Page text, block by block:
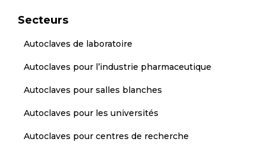
Secteurs
Autoclaves de laboratoire
Autoclaves pour l’industrie pharmaceutique
Autoclaves pour salles blanches
Autoclaves pour les universités
Autoclaves pour centres de recherche